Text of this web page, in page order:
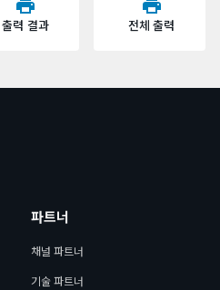
출력 결과 전체 출력
파트너
채널 파트너
기술 파트너